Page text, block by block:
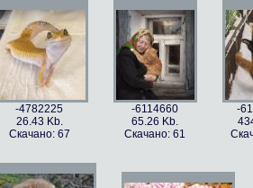
Самые смешные фото (16)
674.29 Kb.
Скачано: 79
Самые
Самые смешные фото (28)
1158.5 Kb.
Скачано: 76
Самые
Самые смешные фото (33)
1054 Kb.
Скачано: 85
-4782225
26.43 Kb.
Скачано: 67
-6114660
65.26 Kb.
Скачано: 61
-